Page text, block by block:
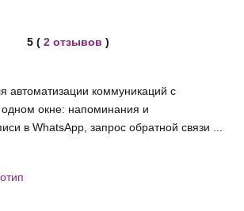
5 ( 2 отзывов )
автоматизации коммуникаций с
окне: напоминания и
в WhatsApp, запрос обратной связи ...